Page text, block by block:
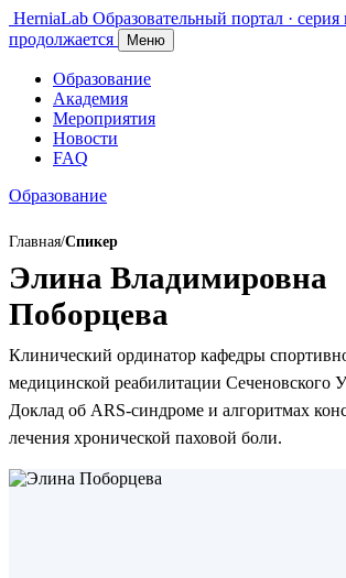
HerniaLab Образовательный портал ·
продолжается
Меню
Образование
Академия
Мероприятия
Новости
FAQ
Образование
Главная/Спикер
Элина Владимировна
Поборцева
Клинический ординатор кафедры
медицинской реабилитации Сеченовского
Доклад об ARS-синдроме и алгоритмах
лечения хронической паховой боли.